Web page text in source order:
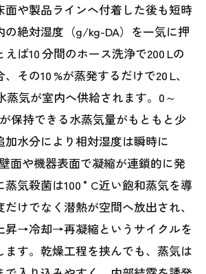
面や製品ラインへ付着した後も短時
の絶対湿度（g/kg-DA）を一気に押
ば10 分間のホース洗浄で200 Lの
その10 %が蒸発するだけで20 L、
蒸気が室内へ供給されます。0～
保持できる水蒸気量がもともと少
加水分により相対湿度は瞬時に
面や機器表面で凝縮が連鎖的に発
気殺菌は100 °C近い飽和蒸気を導
けでなく潜熱が空間へ放出され、
昇→冷却→再凝縮というサイクルを
ます。乾燥工程を挟んでも、蒸気は